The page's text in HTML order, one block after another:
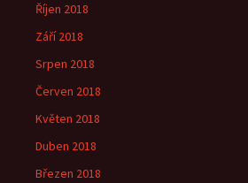
Říjen 2018
Září 2018
Srpen 2018
Červen 2018
Květen 2018
Duben 2018
Březen 2018